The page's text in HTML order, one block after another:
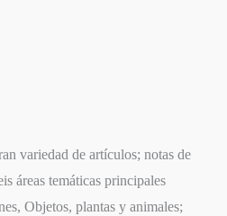
variedad de artículos; notas de
áreas temáticas principales
Objetos, plantas y animales;